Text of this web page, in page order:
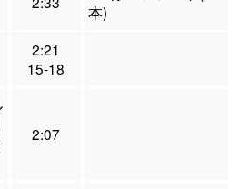
本)
2:21
15-18
2:07